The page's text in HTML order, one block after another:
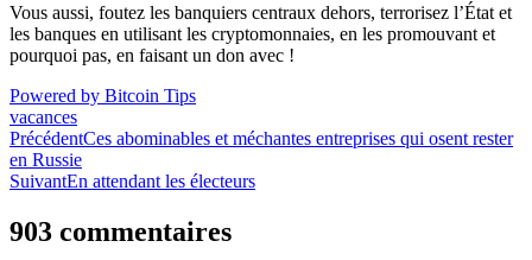
Vous aussi, foutez les banquiers centraux dehors, terrorisez l’État et
les banques en utilisant les cryptomonnaies, en les promouvant et
pourquoi pas, en faisant un don avec !
Powered by Bitcoin Tips
vacances
Navigation
de
PrécédentCes abominables et méchantes entreprises qui osent rester
en Russie
SuivantEn attendant les électeurs
903 commentaires